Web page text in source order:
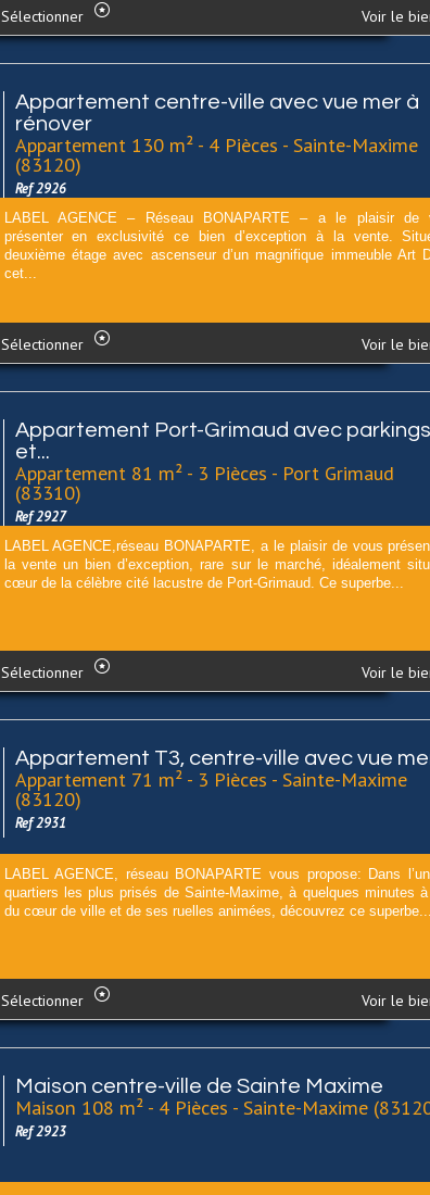
Sélectionner Voir le
Appartement centre-ville avec vue mer à
rénover
Appartement 130 m² - 4 Pièces - Sainte-Maxime
(83120)
Ref 2926
LABEL AGENCE – Réseau BONAPARTE – a le plaisir de
présenter en exclusivité ce bien d’exception à la vente.
deuxième étage avec ascenseur d’un magnifique immeuble Art
cet...
Sélectionner Voir le
Appartement Port-Grimaud avec parkings
et...
Appartement 81 m² - 3 Pièces - Port Grimaud
(83310)
Ref 2927
LABEL AGENCE,réseau BONAPARTE, a le plaisir de vous
la vente un bien d’exception, rare sur le marché, idéalement
cœur de la célèbre cité lacustre de Port-Grimaud. Ce superbe...
Sélectionner Voir le
Appartement T3, centre-ville avec vue
Appartement 71 m² - 3 Pièces - Sainte-Maxime
(83120)
Ref 2931
LABEL AGENCE, réseau BONAPARTE vous propose: Dans
quartiers les plus prisés de Sainte-Maxime, à quelques minutes à
du cœur de ville et de ses ruelles animées, découvrez ce superbe...
Sélectionner Voir le
Maison centre-ville de Sainte Maxime
Maison 108 m² - 4 Pièces - Sainte-Maxime
Ref 2923